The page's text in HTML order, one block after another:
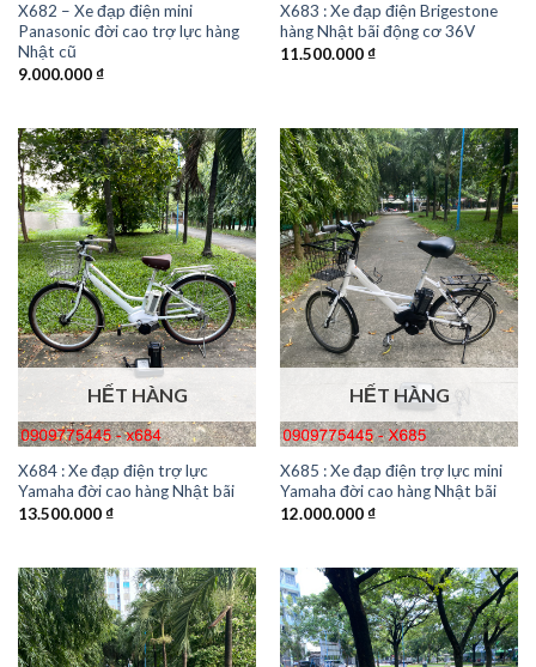
X682 – Xe đạp điện mini
Panasonic đời cao trợ lực hàng
Nhật cũ
9.000.000₫
X683 : Xe đạp điện Brigestone
hàng Nhật bãi động cơ 36V
11.500.000₫
HẾT HÀNG
X684 : Xe đạp điện trợ lực
Yamaha đời cao hàng Nhật bãi
13.500.000₫
HẾT HÀNG
X685 : Xe đạp điện trợ lực mini
Yamaha đời cao hàng Nhật bãi
12.000.000₫